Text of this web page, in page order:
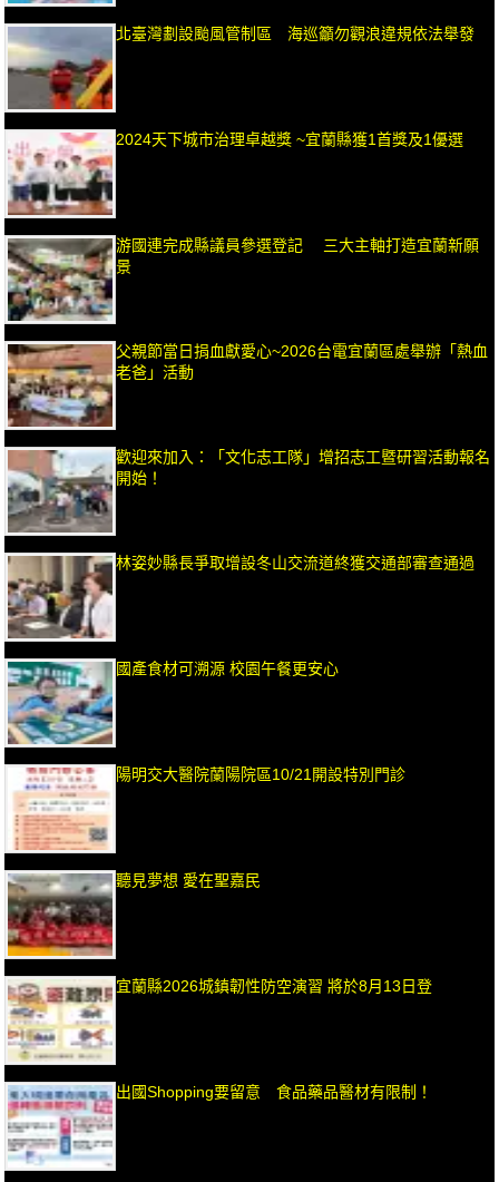
北臺灣劃設颱風管制區 海巡籲勿觀浪違規依法舉發
2024天下城市治理卓越獎 ~宜蘭縣獲1首獎及1優選
游國連完成縣議員參選登記 三大主軸打造宜蘭新願
景
父親節當日捐血獻愛心~2026台電宜蘭區處舉辦「熱血
老爸」活動
歡迎來加入：「文化志工隊」增招志工暨研習活動報名
開始！
林姿妙縣長爭取增設冬山交流道終獲交通部審查通過
國產食材可溯源 校園午餐更安心
陽明交大醫院蘭陽院區10/21開設特別門診
聽見夢想 愛在聖嘉民
宜蘭縣2026城鎮韌性防空演習 將於8月13日登
出國Shopping要留意 食品藥品醫材有限制！